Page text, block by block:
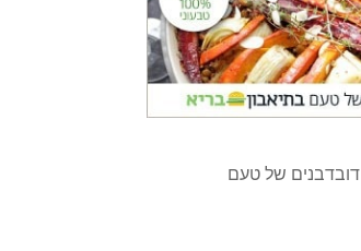
‏דובדבנים של טעם‏